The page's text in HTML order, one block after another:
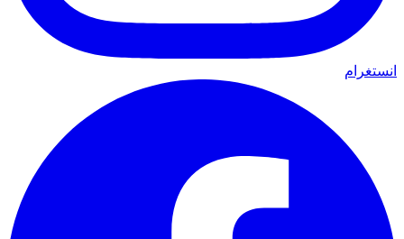
انستغرام